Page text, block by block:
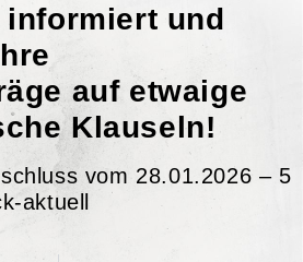
informiert und
auf etwaige
Klauseln!
vom 28.01.2026 – 5
aktuell